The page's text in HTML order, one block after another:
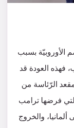
الأوروبيّة بسبب
فهذه العودة قد
الرّئاسة من
التي فرضها ترامب
ألمانيا، والخروج